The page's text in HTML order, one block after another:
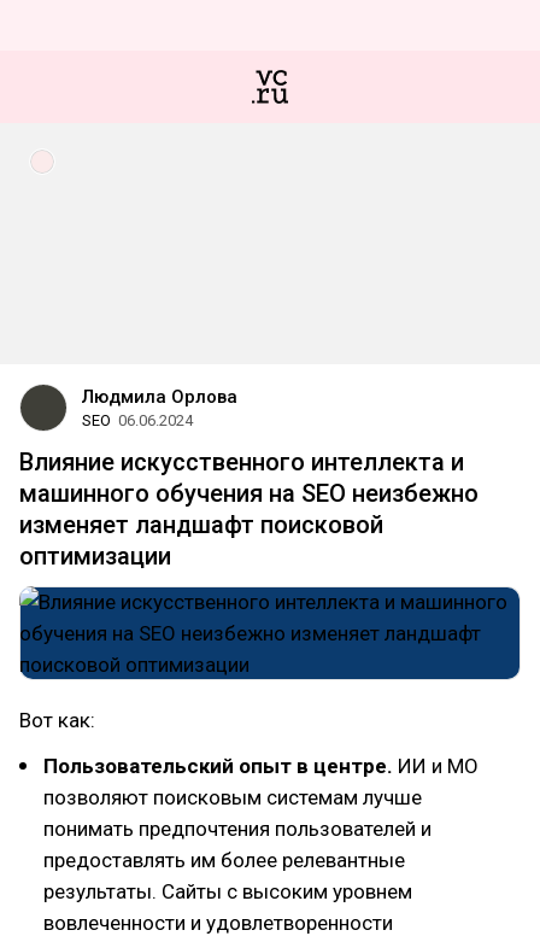
Людмила Орлова
SEO 06.06.2024
Влияние искусственного интеллекта и
машинного обучения на SEO неизбежно
изменяет ландшафт поисковой
оптимизации
Вот как:
Пользовательский опыт в центре. ИИ и МО
позволяют поисковым системам лучше
понимать предпочтения пользователей и
предоставлять им более релевантные
результаты. Сайты с высоким уровнем
вовлеченности и удовлетворенности